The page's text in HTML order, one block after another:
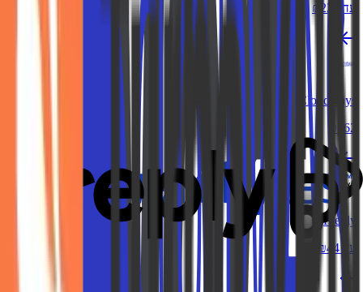
עד ₪225
Cloudways
₪162
Preply
עד ₪44